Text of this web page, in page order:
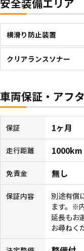
横滑り防止装置
クリアランスソナー
車両保証・アフ
保証 1ヶ月
走行距離 1000km
免責金 無し
保証内容
別途有償
ます。※
延長もお
お尋ねく